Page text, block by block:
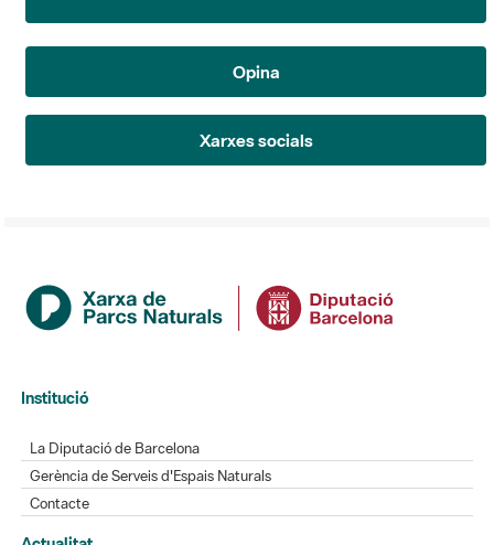
Opina
Xarxes socials
Institució
La Diputació de Barcelona
Gerència de Serveis d'Espais Naturals
Contacte